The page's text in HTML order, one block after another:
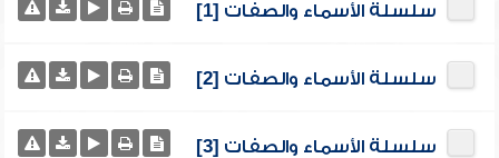
سلسلة الأسماء والصفات [1]
سلسلة الأسماء والصفات [2]
سلسلة الأسماء والصفات [3]